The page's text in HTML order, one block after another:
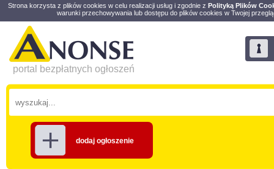
Strona korzysta z plików cookies w celu realizacji usług i zgodnie z Polityką Plików
warunki przechowywania lub dostępu do plików cookies w Twojej
portal bezpłatnych ogłoszeń
dodaj ogłoszenie